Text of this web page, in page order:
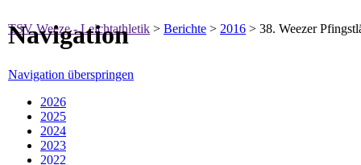
TSV Weeze - Leichtathletik > Berichte > 2016 > 38. Weezer
Navigation
Navigation überspringen
2026
2025
2024
2023
2022